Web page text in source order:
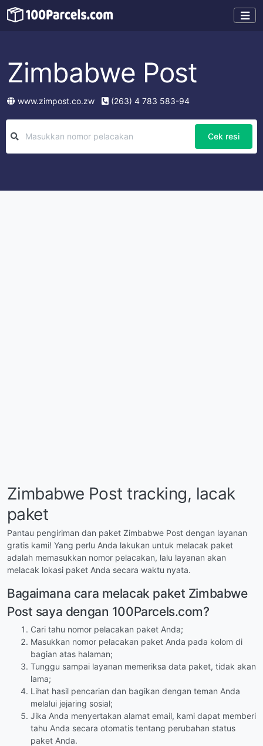
Zimbabwe Post
www.zimpost.co.zw (263) 4 783 583-94
Cek resi
Zimbabwe Post tracking, lacak
paket
Pantau pengiriman dan paket Zimbabwe Post dengan layanan
gratis kami! Yang perlu Anda lakukan untuk melacak paket
adalah memasukkan nomor pelacakan, lalu layanan akan
melacak lokasi paket Anda secara waktu nyata.
Bagaimana cara melacak paket Zimbabwe
Post saya dengan 100Parcels.com?
Cari tahu nomor pelacakan paket Anda;
Masukkan nomor pelacakan paket Anda pada kolom di
bagian atas halaman;
Tunggu sampai layanan memeriksa data paket, tidak akan
lama;
Lihat hasil pencarian dan bagikan dengan teman Anda
melalui jejaring sosial;
Jika Anda menyertakan alamat email, kami dapat memberi
tahu Anda secara otomatis tentang perubahan status
paket Anda.